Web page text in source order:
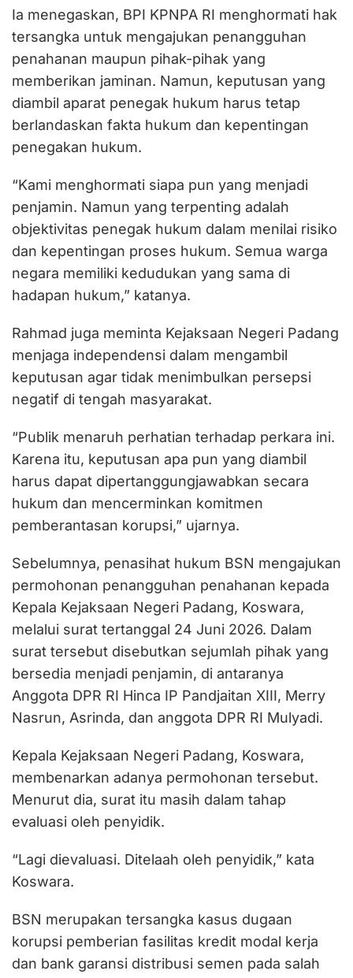
Ia menegaskan, BPI KPNPA RI menghormati hak
tersangka untuk mengajukan penangguhan
penahanan maupun pihak-pihak yang
memberikan jaminan. Namun, keputusan yang
diambil aparat penegak hukum harus tetap
berlandaskan fakta hukum dan kepentingan
penegakan hukum.
“Kami menghormati siapa pun yang menjadi
penjamin. Namun yang terpenting adalah
objektivitas penegak hukum dalam menilai risiko
dan kepentingan proses hukum. Semua warga
negara memiliki kedudukan yang sama di
hadapan hukum,” katanya.
Rahmad juga meminta Kejaksaan Negeri Padang
menjaga independensi dalam mengambil
keputusan agar tidak menimbulkan persepsi
negatif di tengah masyarakat.
“Publik menaruh perhatian terhadap perkara ini.
Karena itu, keputusan apa pun yang diambil
harus dapat dipertanggungjawabkan secara
hukum dan mencerminkan komitmen
pemberantasan korupsi,” ujarnya.
Sebelumnya, penasihat hukum BSN mengajukan
permohonan penangguhan penahanan kepada
Kepala Kejaksaan Negeri Padang, Koswara,
melalui surat tertanggal 24 Juni 2026. Dalam
surat tersebut disebutkan sejumlah pihak yang
bersedia menjadi penjamin, di antaranya
Anggota DPR RI Hinca IP Pandjaitan XIII, Merry
Nasrun, Asrinda, dan anggota DPR RI Mulyadi.
Kepala Kejaksaan Negeri Padang, Koswara,
membenarkan adanya permohonan tersebut.
Menurut dia, surat itu masih dalam tahap
evaluasi oleh penyidik.
“Lagi dievaluasi. Ditelaah oleh penyidik,” kata
Koswara.
BSN merupakan tersangka kasus dugaan
korupsi pemberian fasilitas kredit modal kerja
dan bank garansi distribusi semen pada salah